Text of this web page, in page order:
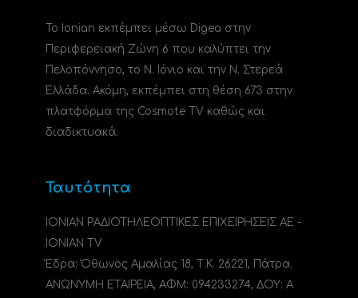
Το Ionian εκπέμπει μέσω Digea στην
Περιφερειακή Ζώνη 6 που καλύπτει την
Πελοπόννησο, το N. Ιόνιο και την Ν. Στερεά
Ελλάδα. Ακόμη, εκπέμπει στη θέση 673 στην
πλατφόρμα της Cosmote TV καθώς και
διαδικτυακά.
Ταυτότητα
ΙΟΝΙΑΝ ΡΑΔΙΟΤΗΛΕΟΠΤΙΚΕΣ ΕΠΙΧΕΙΡΗΣΕΙΣ ΑΕ -
IONIAN TV
Έδρα: Όθωνος Αμαλίας 18, Τ.Κ. 26221, Πάτρα.
ΑΝΩΝΥΜΗ ΕΤΑΙΡΕΙΑ, ΑΦΜ: 094233274, ΔΟΥ: A